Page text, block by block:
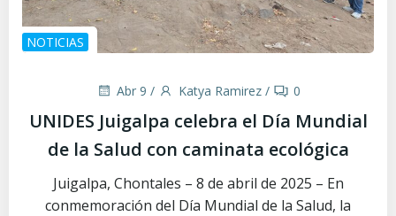
NOTICIAS
Abr 9 / Katya Ramirez / 0
UNIDES Juigalpa celebra el Día Mundial
de la Salud con caminata ecológica
Juigalpa, Chontales – 8 de abril de 2025 – En
conmemoración del Día Mundial de la Salud, la